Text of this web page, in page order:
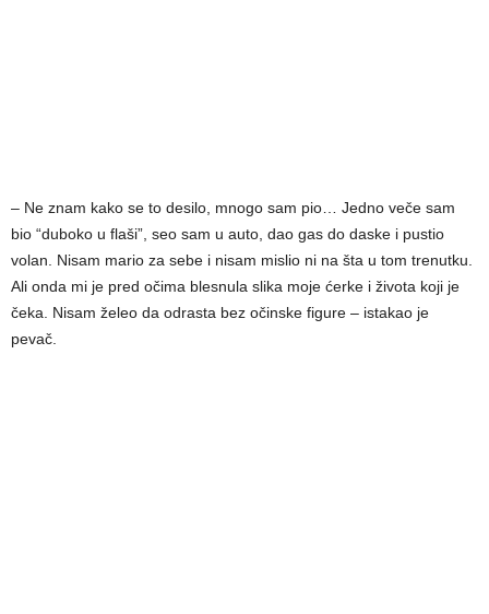
– Ne znam kako se to desilo, mnogo sam pio… Jedno veče sam
bio “duboko u flaši”, seo sam u auto, dao gas do daske i pustio
volan. Nisam mario za sebe i nisam mislio ni na šta u tom trenutku.
Ali onda mi je pred očima blesnula slika moje ćerke i života koji je
čeka. Nisam želeo da odrasta bez očinske figure – istakao je
pevač.